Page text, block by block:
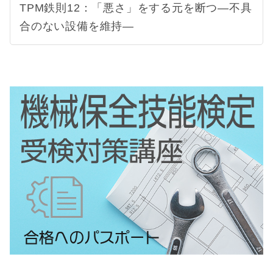
TPM鉄則12：「悪さ」をする元を断つ―不具
合のない設備を維持―